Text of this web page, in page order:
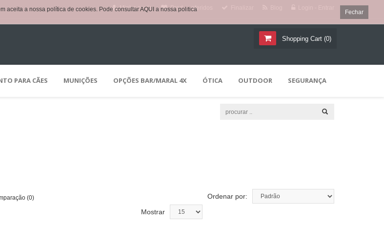
Minha conta Prod. preferidos
Shopping Cart (0)
PARA CÃES MUNIÇÕES OPÇÕES BAR/MARAL 4X ÓTICA OUTDOOR SEGURANÇA
(0)
Ordenar por:
Mostrar
Fechar
aceita a nossa política de cookies. Pode consultarAQUI a nossa politica